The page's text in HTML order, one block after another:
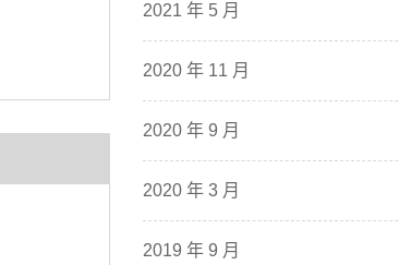
2021 年 5 月
2020 年 11 月
2020 年 9 月
2020 年 3 月
2019 年 9 月